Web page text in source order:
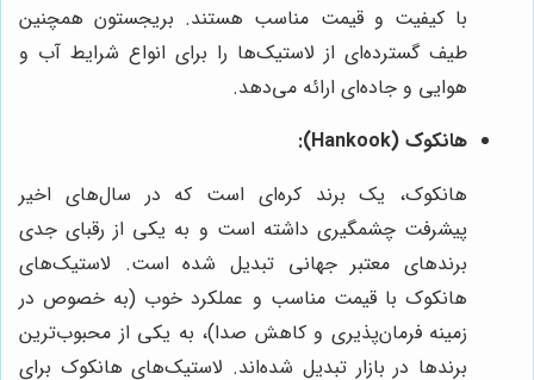
با کیفیت و قیمت مناسب هستند. بریجستون همچنین
طیف گسترده‌ای از لاستیک‌ها را برای انواع شرایط آب و
هوایی و جاده‌ای ارائه می‌دهد.
هانکوک (Hankook):
هانکوک، یک برند کره‌ای است که در سال‌های اخیر
پیشرفت چشمگیری داشته است و به یکی از رقبای جدی
برندهای معتبر جهانی تبدیل شده است. لاستیک‌های
هانکوک با قیمت مناسب و عملکرد خوب (به خصوص در
زمینه فرمان‌پذیری و کاهش صدا)، به یکی از محبوب‌ترین
برندها در بازار تبدیل شده‌اند. لاستیک‌های هانکوک برای